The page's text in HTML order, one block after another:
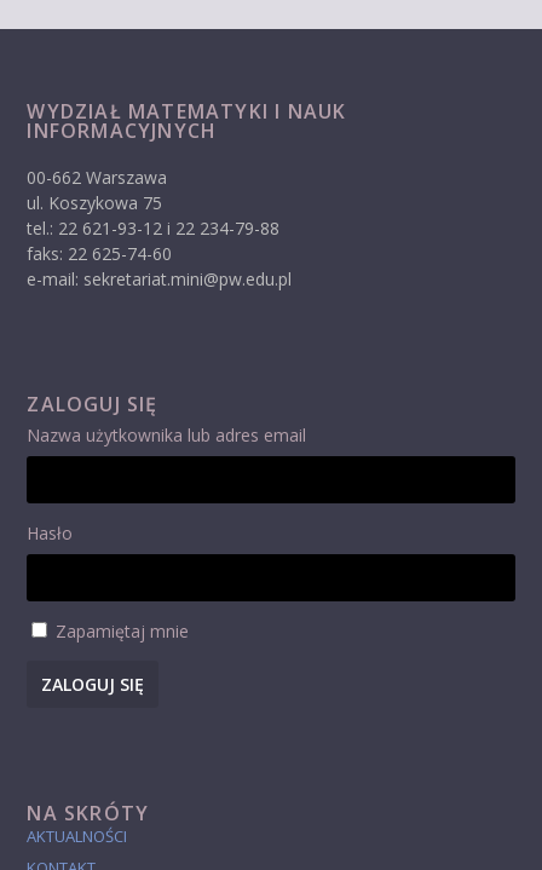
WYDZIAŁ MATEMATYKI I NAUK
INFORMACYJNYCH
00-662 Warszawa
ul. Koszykowa 75
tel.: 22 621-93-12 i 22 234-79-88
faks: 22 625-74-60
e-mail: sekretariat.mini@pw.edu.pl
ZALOGUJ SIĘ
Nazwa użytkownika lub adres email
Hasło
Zapamiętaj mnie
ZALOGUJ SIĘ
NA SKRÓTY
AKTUALNOŚCI